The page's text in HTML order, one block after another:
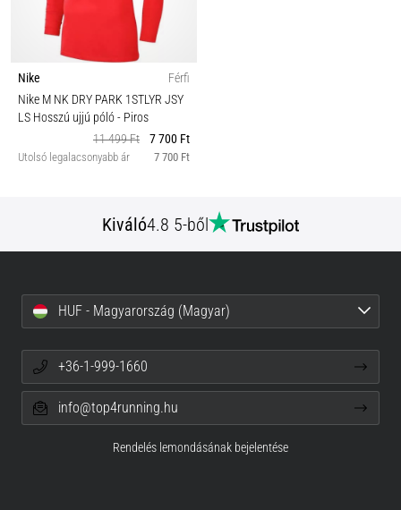
Nike
Férfi
Nike M NK DRY PARK 1STLYR JSY
LS Hosszú ujjú póló- Piros
11 499 Ft
7 700 Ft
Utolsó legalacsonyabb ár 7 700 Ft
Kiváló4.8 5-ből
HUF - Magyarország (Magyar)
+36-1-999-1660
info@top4running.hu
Rendelés lemondásának bejelentése